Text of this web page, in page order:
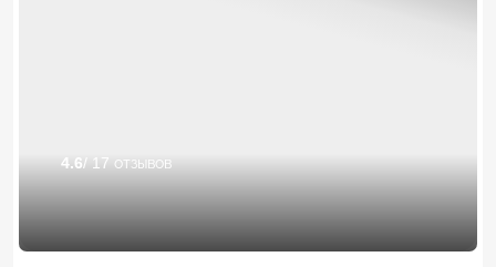
4.6/ 17 отзывов